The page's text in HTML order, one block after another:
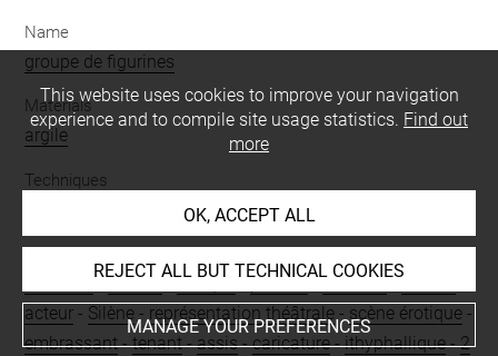
Name
groupe de figurines
Materials
argile
Techniques
préparation
-bonnet-tunique -phallos-cheveux-femme
acteur - Silène - représentation théâtrale - scène érotique -
embrassant-tenant-assis-caricature-ithyphallique-2
This website uses cookies to improve your navigation
experience and to compile site usage statistics. Find out
more
OK, ACCEPT ALL
REJECT ALL BUT TECHNICAL COOKIES
MANAGE YOUR PREFERENCES